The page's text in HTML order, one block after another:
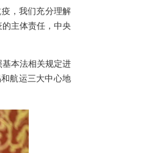
，我们充分理解
主体责任，中央
基本法相关规定进
航运三大中心地